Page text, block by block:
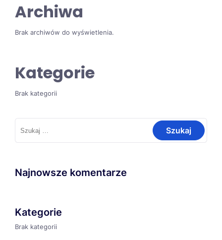
Archiwa
Brak archiwów do wyświetlenia.
Kategorie
Brak kategorii
Szukaj:
Najnowsze komentarze
Kategorie
Brak kategorii